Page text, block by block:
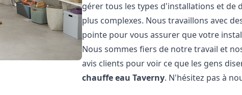
gérer tous les types d'installations et de
plus complexes. Nous travaillons avec
pointe pour vous assurer que votre
Nous sommes fiers de notre travail et
avis clients pour voir ce que les gens
chauffe eau Taverny. N'hésitez pas à